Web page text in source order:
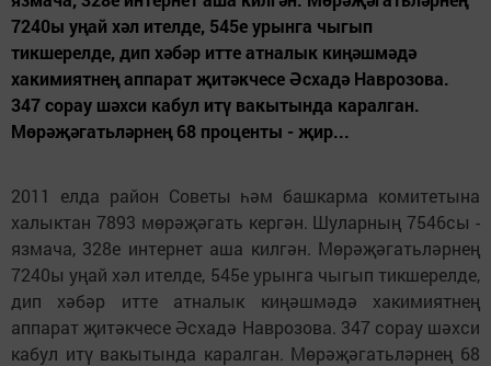
7240ы уңай хәл ителде, 545е урынга чыгып
тикшерелде, дип хәбәр итте атналык киңәшмәдә
хакимиятнең аппарат җитәкчесе Әсхадә Наврозова.
347 сорау шәхси кабул итү вакытында каралган.
Мөрәҗәгатьләрнең 68 проценты - җир...
2011 елда район Советы һәм башкарма комитетына
халыктан 7893 мөрәҗәгать кергән. Шуларның 7546сы -
язмача, 328е интернет аша килгән. Мөрәҗәгатьләрнең
7240ы уңай хәл ителде, 545е урынга чыгып тикшерелде,
дип хәбәр итте атналык киңәшмәдә хакимиятнең
аппарат җитәкчесе Әсхадә Наврозова. 347 сорау шәхси
кабул итү вакытында каралган. Мөрәҗәгатьләрнең 68